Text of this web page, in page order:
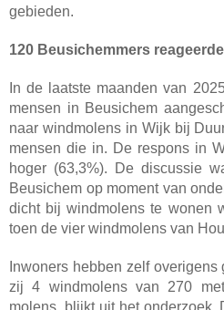
gebieden.
120 Beusichemmers
In de laatste maanden van
mensen in Beusichem
naar windmolens in Wijk bij
mensen die in. De respons in
hoger (63,3%). De discussie
Beusichem op moment van
dicht bij windmolens te wonen
toen de vier windmolens van
Inwoners hebben zelf
zij 4 windmolens van 270
molens, blijkt uit het onderzoek.